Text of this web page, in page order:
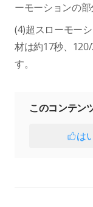
ーモーションの部
(4)超スローモー
材は約17秒、
す。
このコンテン
は